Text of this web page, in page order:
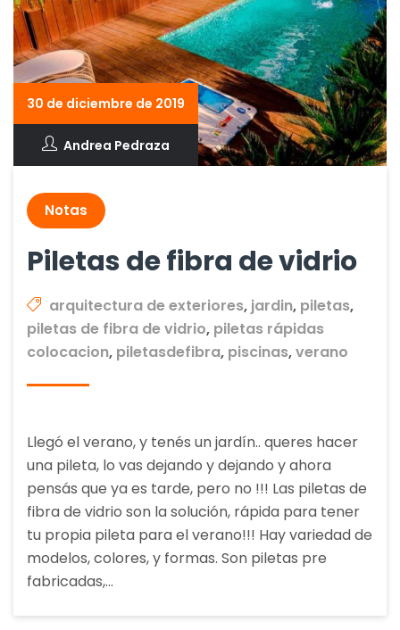
30 de diciembre de 2019
Andrea Pedraza
Notas
Piletas de fibra de vidrio
arquitectura de exteriores, jardin, piletas,
piletas de fibra de vidrio, piletas rápidas
colocacion, piletasdefibra, piscinas,verano
Llegó el verano, y tenés un jardín.. queres hacer
una pileta, lo vas dejando y dejando y ahora
pensás que ya es tarde, pero no !!! Las piletas de
fibra de vidrio son la solución, rápida para tener
tu propia pileta para el verano!!! Hay variedad de
modelos, colores, y formas. Son piletas pre
fabricadas,…